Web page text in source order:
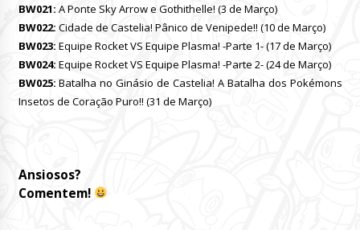
BW021: A Ponte Sky Arrow e Gothithelle! (3 de Março)
BW022: Cidade de Castelia! Pânico de Venipede!! (10 de Março)
BW023: Equipe Rocket VS Equipe Plasma! -Parte 1- (17 de Março)
BW024: Equipe Rocket VS Equipe Plasma! -Parte 2- (24 de Março)
BW025:Batalha no Ginásio de Castelia! A Batalha dos Pokémons
Insetos de Coração Puro!! (31 de Março)
Ansiosos?
Comentem!